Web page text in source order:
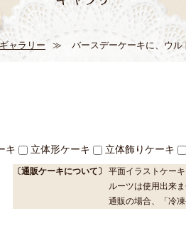
ギャラリー ≫ バースデーケーキに、ウ
キ 立体形ケーキ 立体飾りケーキ
〔通販ケーキについて〕
平面イラストケー
ルーツは使用出来
通販の場合、「冷